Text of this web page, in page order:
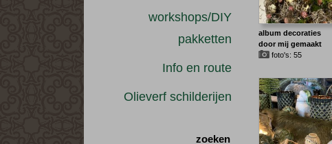
workshops/DIY
pakketten
Info en route
Olieverf schilderijen
zoeken
album decoraties
door mij gemaakt
foto's: 55